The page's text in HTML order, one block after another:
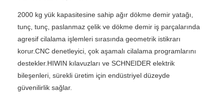
2000 kg yük kapasitesine sahip ağır dökme demir yatağı,
tunç, tunç, paslanmaz çelik ve dökme demir iş parçalarında
agresif cilalama işlemleri sırasında geometrik istikrarı
korur.CNC denetleyici, çok aşamalı cilalama programlarını
destekler.HIWIN kılavuzları ve SCHNEIDER elektrik
bileşenleri, sürekli üretim için endüstriyel düzeyde
güvenilirlik sağlar.